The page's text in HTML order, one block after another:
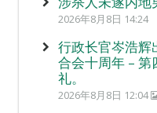
2026年8月8日 14:24
行政长官岑浩辉
合会十周年 –
礼。
2026年8月8日 12:04